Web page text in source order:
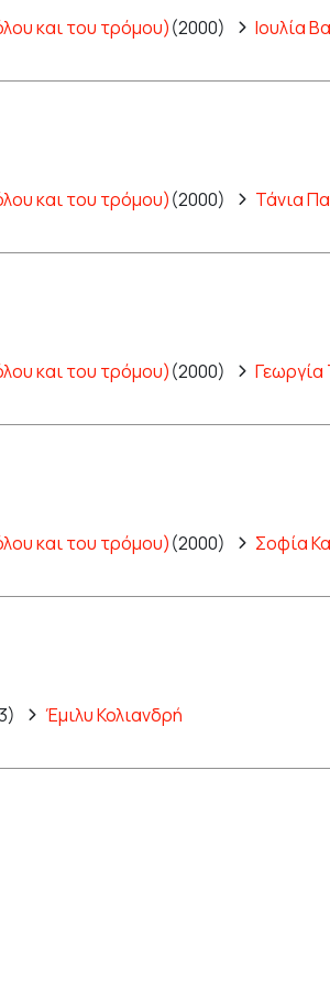
και του τρόμου)(2000) Ιουλία
και του τρόμου)(2000) Τάνια
και του τρόμου)(2000) Γεωργία
και του τρόμου)(2000) Σοφία
Έμιλυ Κολιανδρή